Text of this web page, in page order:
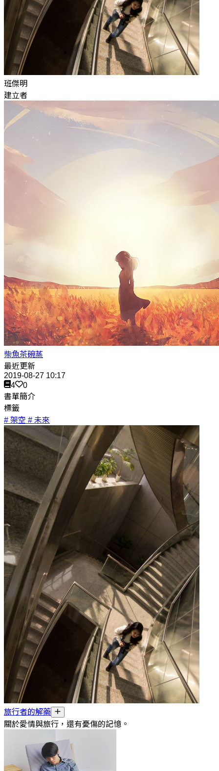
班傑明
建立者
柴魚茶碗蒸
最近更新
2019-08-27 10:17
4
0
書單簡介
標籤
# 架空 # 未來
旅行者的解藥
關於愛情與旅行，還有憂傷的記憶。